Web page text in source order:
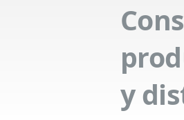
y